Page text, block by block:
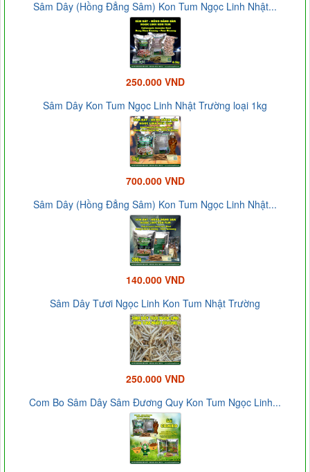
Sâm Dây (Hồng Đẳng Sâm) Kon Tum Ngọc Linh Nhật...
250.000 VND
Sâm Dây Kon Tum Ngọc Linh Nhật Trường loại 1kg
700.000 VND
Sâm Dây (Hồng Đẳng Sâm) Kon Tum Ngọc Linh Nhật...
140.000 VND
Sâm Dây Tươi Ngọc Linh Kon Tum Nhật Trường
250.000 VND
Com Bo Sâm Dây Sâm Đương Quy Kon Tum Ngọc Linh...